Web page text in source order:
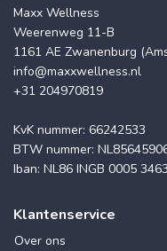
Maxx Wellness
Weerenweg 11-B
1161 AE Zwanenburg
info@maxxwellness.nl
+31 204970819
KvK nummer: 66242533
BTW nummer:
Iban: NL86 INGB 0005
Klantenservice
Over ons